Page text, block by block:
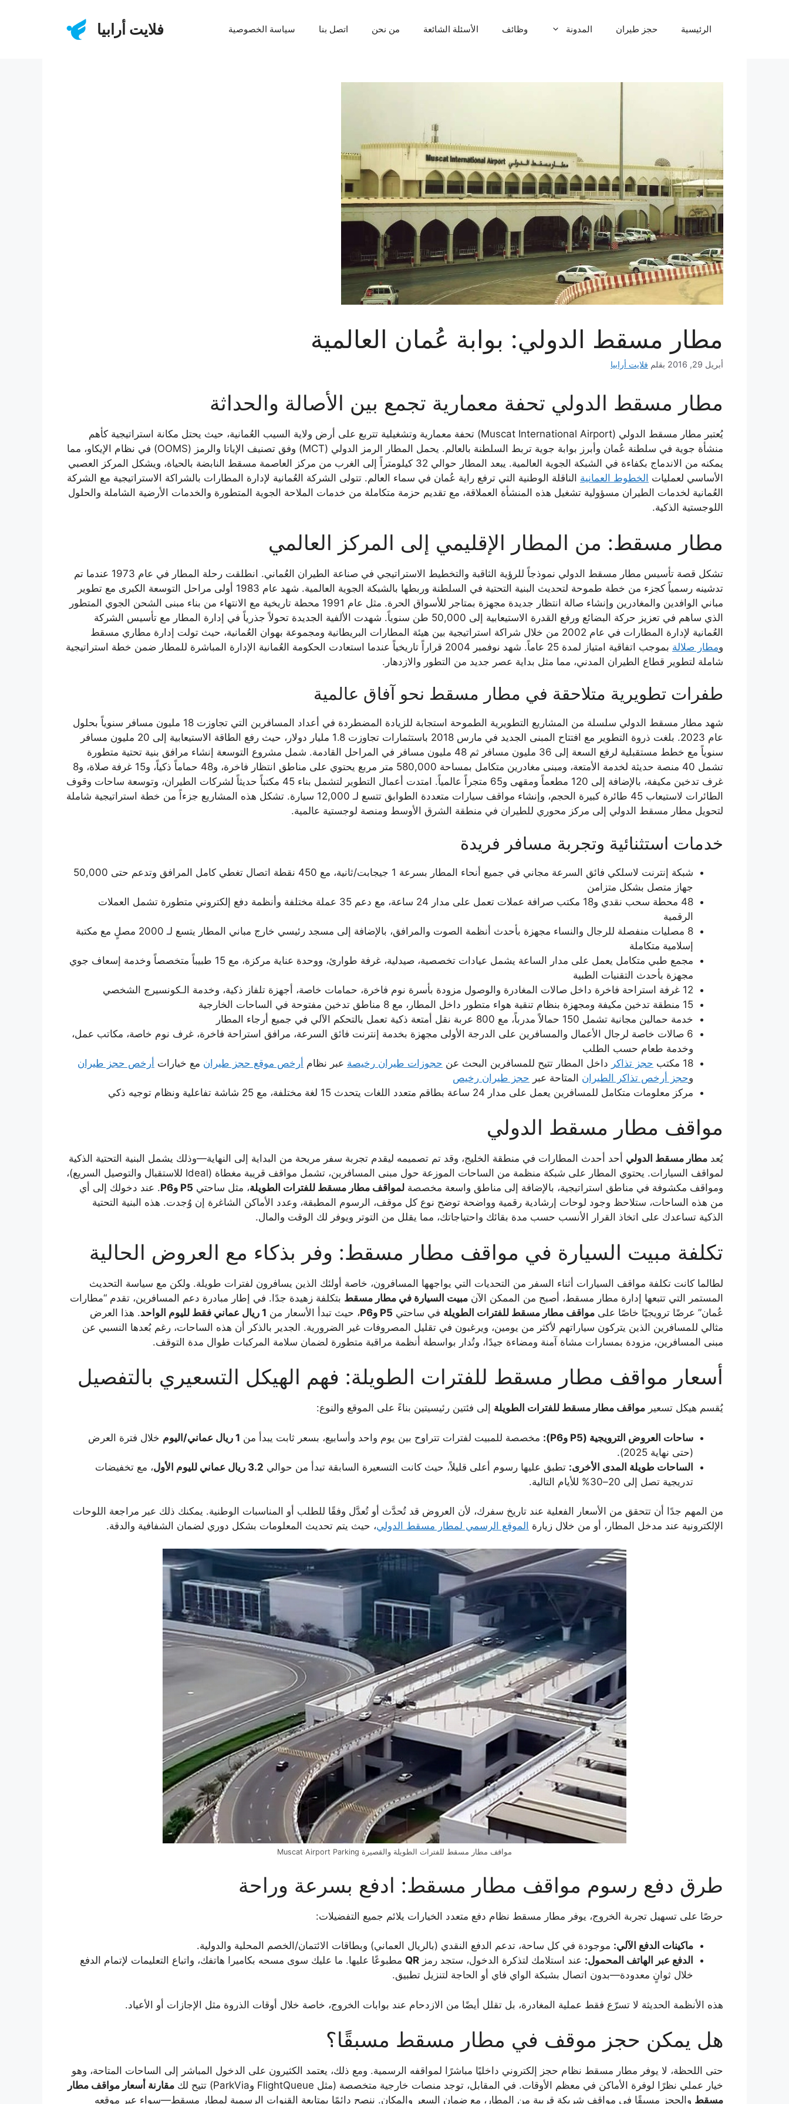
فلايت أرابيا الرئيسية حجز طيران المدونة وظائف الأسئلة الشائعة من نحن اتصل بنا سياسة الخصوصية
مطار مسقط الدولي: بوابة عُمان العالمية
أبريل 29, 2016 بقلم فلايت أرابيا
مطار مسقط الدولي تحفة معمارية تجمع بين الأصالة والحداثة
يُعتبر مطار مسقط الدولي (Muscat International Airport) تحفة معمارية وتشغيلية تتربع على أرض ولاية السيب العُمانية، حيث يحتل مكانة استراتيجية كأهم
منشأة جوية في سلطنة عُمان وأبرز بوابة جوية تربط السلطنة بالعالم. يحمل المطار الرمز الدولي (MCT) وفق تصنيف الإياتا والرمز (OOMS) في نظام الإيكاو، مما
يمكنه من الاندماج بكفاءة في الشبكة الجوية العالمية. يبعد المطار حوالي 32 كيلومتراً إلى الغرب من مركز العاصمة مسقط النابضة بالحياة، ويشكل المركز العصبي
الأساسي لعمليات الخطوط العمانية الناقلة الوطنية التي ترفع راية عُمان في سماء العالم. تتولى الشركة العُمانية لإدارة المطارات بالشراكة الاستراتيجية مع الشركة
العُمانية لخدمات الطيران مسؤولية تشغيل هذه المنشأة العملاقة، مع تقديم حزمة متكاملة من خدمات الملاحة الجوية المتطورة والخدمات الأرضية الشاملة والحلول
اللوجستية الذكية.
مطار مسقط: من المطار الإقليمي إلى المركز العالمي
تشكل قصة تأسيس مطار مسقط الدولي نموذجاً للرؤية الثاقبة والتخطيط الاستراتيجي في صناعة الطيران العُماني. انطلقت رحلة المطار في عام 1973 عندما تم
تدشينه رسمياً كجزء من خطة طموحة لتحديث البنية التحتية في السلطنة وربطها بالشبكة الجوية العالمية. شهد عام 1983 أولى مراحل التوسعة الكبرى مع تطوير
مباني الوافدين والمغادرين وإنشاء صالة انتظار جديدة مجهزة بمتاجر للأسواق الحرة. مثل عام 1991 محطة تاريخية مع الانتهاء من بناء مبنى الشحن الجوي المتطور
الذي ساهم في تعزيز حركة البضائع ورفع القدرة الاستيعابية إلى 50,000 طن سنوياً. شهدت الألفية الجديدة تحولاً جذرياً في إدارة المطار مع تأسيس الشركة
العُمانية لإدارة المطارات في عام 2002 من خلال شراكة استراتيجية بين هيئة المطارات البريطانية ومجموعة بهوان العُمانية، حيث تولت إدارة مطاري مسقط
ومطار صلالة
بموجب اتفاقية امتياز لمدة 25 عاماً. شهد نوفمبر 2004 قراراً تاريخياً عندما استعادت الحكومة العُمانية الإدارة المباشرة للمطار ضمن خطة استراتيجية
شاملة لتطوير قطاع الطيران المدني، مما مثل بداية عصر جديد من التطور والازدهار.
طفرات تطويرية متلاحقة في مطار مسقط نحو آفاق عالمية
شهد مطار مسقط الدولي سلسلة من المشاريع التطويرية الطموحة استجابة للزيادة المضطردة في أعداد المسافرين التي تجاوزت 18 مليون مسافر سنوياً بحلول
عام 2023. بلغت ذروة التطوير مع افتتاح المبنى الجديد في مارس 2018 باستثمارات تجاوزت 1.8 مليار دولار، حيث رفع الطاقة الاستيعابية إلى 20 مليون مسافر
سنوياً مع خطط مستقبلية لرفع السعة إلى 36 مليون مسافر ثم 48 مليون مسافر في المراحل القادمة. شمل مشروع التوسعة إنشاء مرافق بنية تحتية متطورة
تشمل 40 منصة حديثة لخدمة الأمتعة، ومبنى مغادرين متكامل بمساحة 580,000 متر مربع يحتوي على مناطق انتظار فاخرة، و48 حماماً ذكياً، و15 غرفة صلاة، و8
غرف تدخين مكيفة، بالإضافة إلى 120 مطعماً ومقهى و65 متجراً عالمياً. امتدت أعمال التطوير لتشمل بناء 45 مكتباً حديثاً لشركات الطيران، وتوسعة ساحات وقوف
الطائرات لاستيعاب 45 طائرة كبيرة الحجم، وإنشاء مواقف سيارات متعددة الطوابق تتسع لـ 12,000 سيارة. تشكل هذه المشاريع جزءاً من خطة استراتيجية شاملة
لتحويل مطار مسقط الدولي إلى مركز محوري للطيران في منطقة الشرق الأوسط ومنصة لوجستية عالمية.
خدمات استثنائية وتجربة مسافر فريدة
شبكة إنترنت لاسلكي فائق السرعة مجاني في جميع أنحاء المطار بسرعة 1 جيجابت/ثانية، مع 450 نقطة اتصال تغطي كامل المرافق وتدعم حتى 50,000
جهاز متصل بشكل متزامن
48 محطة سحب نقدي و18 مكتب صرافة عملات تعمل على مدار 24 ساعة، مع دعم 35 عملة مختلفة وأنظمة دفع إلكتروني متطورة تشمل العملات
الرقمية
8 مصليات منفصلة للرجال والنساء مجهزة بأحدث أنظمة الصوت والمرافق، بالإضافة إلى مسجد رئيسي خارج مباني المطار يتسع لـ 2000 مصلٍ مع مكتبة
إسلامية متكاملة
مجمع طبي متكامل يعمل على مدار الساعة يشمل عيادات تخصصية، صيدلية، غرفة طوارئ، ووحدة عناية مركزة، مع 15 طبيباً متخصصاً وخدمة إسعاف جوي
مجهزة بأحدث التقنيات الطبية
12 غرفة استراحة فاخرة داخل صالات المغادرة والوصول مزودة بأسرة نوم فاخرة، حمامات خاصة، أجهزة تلفاز ذكية، وخدمة الـكونسيرج الشخصي
15 منطقة تدخين مكيفة ومجهزة بنظام تنقية هواء متطور داخل المطار، مع 8 مناطق تدخين مفتوحة في الساحات الخارجية
خدمة حمالين مجانية تشمل 150 حمالاً مدرباً، مع 800 عربة نقل أمتعة ذكية تعمل بالتحكم الآلي في جميع أرجاء المطار
6 صالات خاصة لرجال الأعمال والمسافرين على الدرجة الأولى مجهزة بخدمة إنترنت فائق السرعة، مرافق استراحة فاخرة، غرف نوم خاصة، مكاتب عمل،
وخدمة طعام حسب الطلب
18 مكتب
حجز تذاكر داخل المطار تتيح للمسافرين البحث عن حجوزات طيران رخيصة عبر نظام أرخص موقع حجز طيران مع خيارات أرخص حجز طيران
وحجز أرخص تذاكر الطيران المتاحة عبر حجز طيران رخيص
مركز معلومات متكامل للمسافرين يعمل على مدار 24 ساعة بطاقم متعدد اللغات يتحدث 15 لغة مختلفة، مع 25 شاشة تفاعلية ونظام توجيه ذكي
مواقف مطار مسقط الدولي
يُعد مطار مسقط الدولي أحد أحدث المطارات في منطقة الخليج، وقد تم تصميمه ليقدم تجربة سفر مريحة من البداية إلى النهاية—وذلك يشمل البنية التحتية الذكية
لمواقف السيارات. يحتوي المطار على شبكة منظمة من الساحات الموزعة حول مبنى المسافرين، تشمل مواقف قريبة مغطاة (Ideal للاستقبال والتوصيل السريع)،
ومواقف مكشوفة في مناطق استراتيجية، بالإضافة إلى مناطق واسعة مخصصة لمواقف مطار مسقط للفترات الطويلة، مثل ساحتي P5 وP6
. عند دخولك إلى أي
من هذه الساحات، ستلاحظ وجود لوحات إرشادية رقمية وواضحة توضح نوع كل موقف، الرسوم المطبقة، وعدد الأماكن الشاغرة إن وُجدت. هذه البنية التحتية
الذكية تساعدك على اتخاذ القرار الأنسب حسب مدة بقائك واحتياجاتك، مما يقلل من التوتر ويوفر لك الوقت والمال.
تكلفة مبيت السيارة في مواقف مطار مسقط: وفر بذكاء مع العروض الحالية
لطالما كانت تكلفة مواقف السيارات أثناء السفر من التحديات التي يواجهها المسافرون، خاصة أولئك الذين يسافرون لفترات طويلة. ولكن مع سياسة التحديث
المستمر التي تتبعها إدارة مطار مسقط، أصبح من الممكن الآن مبيت السيارة في مطار مسقط بتكلفة زهيدة جدًا. في إطار مبادرة دعم المسافرين، تقدم “مطارات
عُمان” عرضًا ترويجيًا خاصًا على مواقف مطار مسقط للفترات الطويلة في ساحتي P5 وP6 ، حيث تبدأ الأسعار من 1 ريال عماني فقط لليوم الواحد
. هذا العرض
مثالي للمسافرين الذين يتركون سياراتهم لأكثر من يومين، ويرغبون في تقليل المصروفات غير الضرورية. الجدير بالذكر أن هذه الساحات، رغم بُعدها النسبي عن
مبنى المسافرين، مزودة بمسارات مشاة آمنة ومضاءة جيدًا، وتُدار بواسطة أنظمة مراقبة متطورة لضمان سلامة المركبات طوال مدة التوقف.
أسعار مواقف مطار مسقط للفترات الطويلة: فهم الهيكل التسعيري بالتفصيل
يُقسم هيكل تسعير مواقف مطار مسقط للفترات الطويلة إلى فئتين رئيسيتين بناءً على الموقع والنوع:
ساحات العروض الترويجية (P5 وP6): مخصصة للمبيت لفترات تتراوح بين يوم واحد وأسابيع، بسعر ثابت يبدأ من 1 ريال عماني/اليوم
خلال فترة العرض
(حتى نهاية 2025).
الساحات طويلة المدى الأخرى: تطبق عليها رسوم أعلى قليلاً، حيث كانت التسعيرة السابقة تبدأ من حوالي 3.2 ريال عماني لليوم الأول
، مع تخفيضات
تدريجية تصل إلى 20–30% للأيام التالية.
من المهم جدًا أن تتحقق من الأسعار الفعلية عند تاريخ سفرك، لأن العروض قد تُحدَّث أو تُعدَّل وفقًا للطلب أو المناسبات الوطنية. يمكنك ذلك عبر مراجعة اللوحات
الإلكترونية عند مدخل المطار، أو من خلال زيارة الموقع الرسمي لمطار مسقط الدولي، حيث يتم تحديث المعلومات بشكل دوري لضمان الشفافية والدقة.
مواقف مطار مسقط للفترات الطويلة والقصيرة Muscat Airport Parking
طرق دفع رسوم مواقف مطار مسقط: ادفع بسرعة وراحة
حرصًا على تسهيل تجربة الخروج، يوفر مطار مسقط نظام دفع متعدد الخيارات يلائم جميع التفضيلات:
ماكينات الدفع الآلي: موجودة في كل ساحة، تدعم الدفع النقدي (بالريال العماني) وبطاقات الائتمان/الخصم المحلية والدولية.
الدفع عبر الهاتف المحمول: عند استلامك لتذكرة الدخول، ستجد رمز QR مطبوعًا عليها. ما عليك سوى مسحه بكاميرا هاتفك، واتباع التعليمات لإتمام الدفع
خلال ثوانٍ معدودة—بدون اتصال بشبكة الواي فاي أو الحاجة لتنزيل تطبيق.
هذه الأنظمة الحديثة لا تسرّع فقط عملية المغادرة، بل تقلل أيضًا من الازدحام عند بوابات الخروج، خاصة خلال أوقات الذروة مثل الإجازات أو الأعياد.
هل يمكن حجز موقف في مطار مسقط مسبقًا؟
حتى اللحظة، لا يوفر مطار مسقط نظام حجز إلكتروني داخليًا مباشرًا لمواقفه الرسمية. ومع ذلك، يعتمد الكثيرون على الدخول المباشر إلى الساحات المتاحة، وهو
خيار عملي نظرًا لوفرة الأماكن في معظم الأوقات. في المقابل، توجد منصات خارجية متخصصة (مثل FlightQueue وParkVia) تتيح لك
مقارنة أسعار مواقف مطار
مسقط والحجز مسبقًا في مواقف شريكة قريبة من المطار، مع ضمان السعر والمكان. ننصح دائمًا بمتابعة القنوات الرسمية لمطار مسقط—سواء عبر موقعه